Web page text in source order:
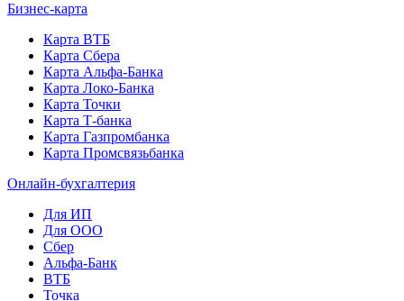
Бизнес-карта
Карта ВТБ
Карта Сбера
Карта Альфа-Банка
Карта Локо-Банка
Карта Точки
Карта Т-банка
Карта Газпромбанка
Карта Промсвязьбанка
Онлайн-бухгалтерия
Для ИП
Для ООО
Сбер
Альфа-Банк
ВТБ
Точка